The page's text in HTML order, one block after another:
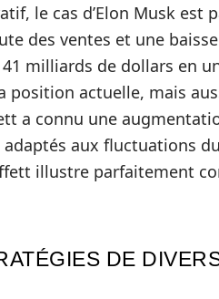
le cas d’Elon Musk est
des ventes et une
milliards de dollars en
position actuelle, mais
a connu une
aux fluctuations
illustre parfaitement
DE